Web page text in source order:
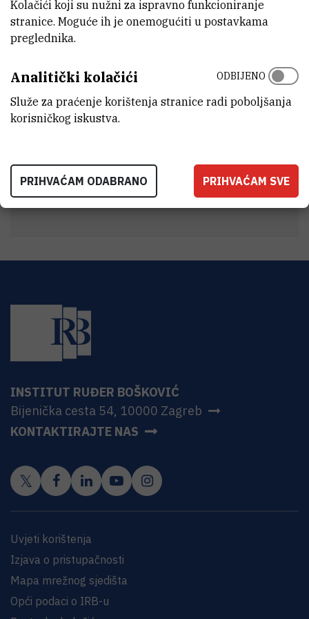
INTERNI BROJ
1324
1241
Zavod za eksperimentalnu fiziku
LABORATORIJ
Laboratorij za interakcije ionskih snopova
Institut Ruđer Bošković
Bijenička 54
HR-10000 Zagreb
INSTITUT RUĐER BOŠKOVIĆ
Bijenička cesta 54, 10000 Zagreb
KONTAKTIRAJTE NAS
Uvjeti korištenja
Izjava o pristupačnosti
Mapa mrežnog sjedišta
Opći podaci o IRB-u
Kolačići koji su nužni za ispravno funkcioniranje
stranice. Moguće ih je onemogućiti u postavkama
preglednika.
Analitički kolačići
Služe za praćenje korištenja stranice radi poboljšanja
korisničkog iskustva.
ODBIJENO
PRIHVAĆAM ODABRANO PRIHVAĆAM SVE